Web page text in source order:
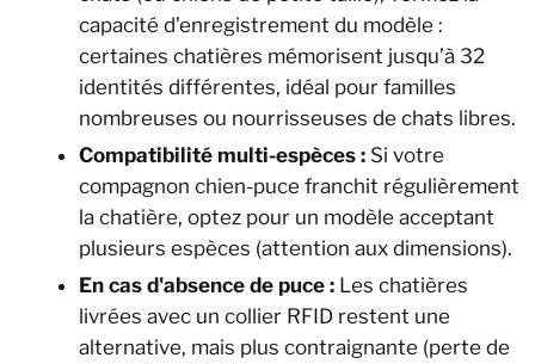
capacité d’enregistrement du modèle :
certaines chatières mémorisent jusqu’à 32
identités différentes, idéal pour familles
nombreuses ou nourrisseuses de chats libres.
Compatibilité multi-espèces : Si votre
compagnon chien-puce franchit régulièrement
la chatière, optez pour un modèle acceptant
plusieurs espèces (attention aux dimensions).
En cas d'absence de puce : Les chatières
livrées avec un collier RFID restent une
alternative, mais plus contraignante (perte de